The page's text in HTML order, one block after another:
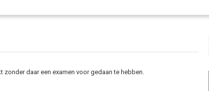
daar een examen voor gedaan te hebben.